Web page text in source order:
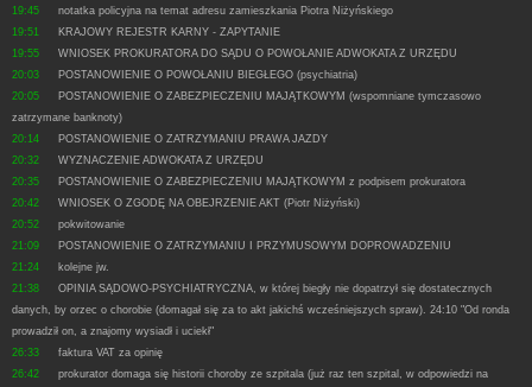
19:45
notatka policyjna na temat adresu zamieszkania Piotra Niżyńskiego
19:51
KRAJOWY REJESTR KARNY - ZAPYTANIE
19:55
WNIOSEK PROKURATORA DO SĄDU O POWOŁANIE ADWOKATA Z URZĘDU
20:03
POSTANOWIENIE O POWOŁANIU BIEGŁEGO (psychiatria)
20:05
POSTANOWIENIE O ZABEZPIECZENIU MAJĄTKOWYM (wspomniane tymczasowo
zatrzymane banknoty)
20:14
POSTANOWIENIE O ZATRZYMANIU PRAWA JAZDY
20:32
WYZNACZENIE ADWOKATA Z URZĘDU
20:35
POSTANOWIENIE O ZABEZPIECZENIU MAJĄTKOWYM z podpisem prokuratora
20:42
WNIOSEK O ZGODĘ NA OBEJRZENIE AKT (Piotr Niżyński)
20:52
pokwitowanie
21:09
POSTANOWIENIE O ZATRZYMANIU I PRZYMUSOWYM DOPROWADZENIU
21:24
kolejne jw.
21:38
OPINIA SĄDOWO-PSYCHIATRYCZNA, w której biegły nie dopatrzył się dostatecznych
danych, by orzec o chorobie (domagał się za to akt jakichś wcześniejszych spraw). 24:10 "Od ronda
prowadził on, a znajomy wysiadł i uciekł"
26:33
faktura VAT za opinię
26:42
prokurator domaga się historii choroby ze szpitala (już raz ten szpital, w odpowiedzi na